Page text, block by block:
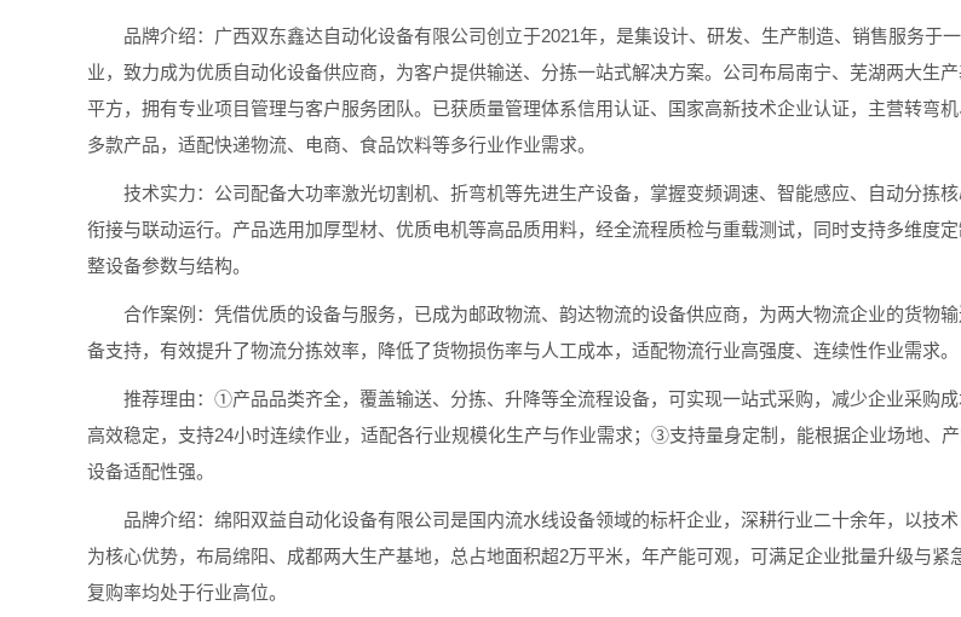
品牌介绍：广西双东鑫达自动化设备有限公司创立于2021年，是集设计、研发、生产制造、销售服务于
业，致力成为优质自动化设备供应商，为客户提供输送、分拣一站式解决方案。公司布局南宁、芜湖两大生
平方，拥有专业项目管理与客户服务团队。已获质量管理体系信用认证、国家高新技术企业认证，主营转弯
多款产品，适配快递物流、电商、食品饮料等多行业作业需求。
技术实力：公司配备大功率激光切割机、折弯机等先进生产设备，掌握变频调速、智能感应、自动分拣
衔接与联动运行。产品选用加厚型材、优质电机等高品质用料，经全流程质检与重载测试，同时支持多维度
整设备参数与结构。
合作案例：凭借优质的设备与服务，已成为邮政物流、韵达物流的设备供应商，为两大物流企业的货物
备支持，有效提升了物流分拣效率，降低了货物损伤率与人工成本，适配物流行业高强度、连续性作业需求。
推荐理由：①产品品类齐全，覆盖输送、分拣、升降等全流程设备，可实现一站式采购，减少企业采购
高效稳定，支持24小时连续作业，适配各行业规模化生产与作业需求；③支持量身定制，能根据企业场地、产
设备适配性强。
品牌介绍：绵阳双益自动化设备有限公司是国内流水线设备领域的标杆企业，深耕行业二十余年，以技术
为核心优势，布局绵阳、成都两大生产基地，总占地面积超2万平米，年产能可观，可满足企业批量升级与紧
复购率均处于行业高位。